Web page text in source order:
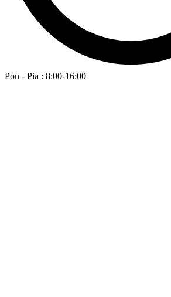
Pon - Pia : 8:00-16:00